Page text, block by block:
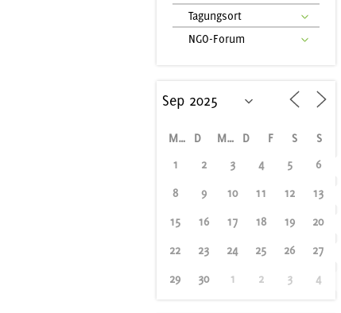
Tagungsort
NGO-Forum
M D M D F S
S
1
2 3 4 5 6
8 9 10 11 12 13
15 16 17 18 19 20
22 23 24 25 26 27
29 30 1 2 3 4